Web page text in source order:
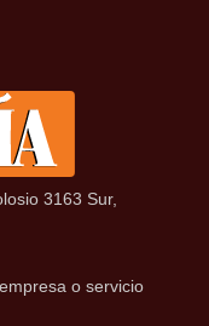
3163 Sur,
o servicio